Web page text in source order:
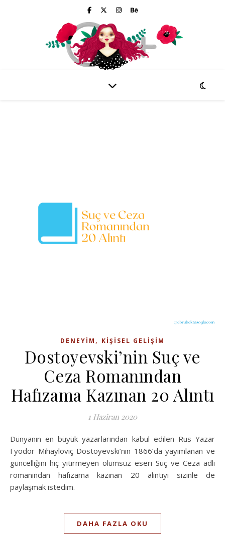
DENEYIM , KIŞISEL GELIŞIM
Dostoyevski’nin Suç ve
Ceza Romanından
Hafızama Kazınan 20 Alıntı
1 Haziran 2020
Dünyanın en büyük yazarlarından kabul edilen Rus Yazar
Fyodor Mihayloviç Dostoyevski’nin 1866’da yayımlanan ve
güncelliğini hiç yitirmeyen ölümsüz eseri Suç ve Ceza adlı
romanından hafızama kazınan 20 alıntıyı sizinle de
paylaşmak istedim.
DAHA FAZLA OKU